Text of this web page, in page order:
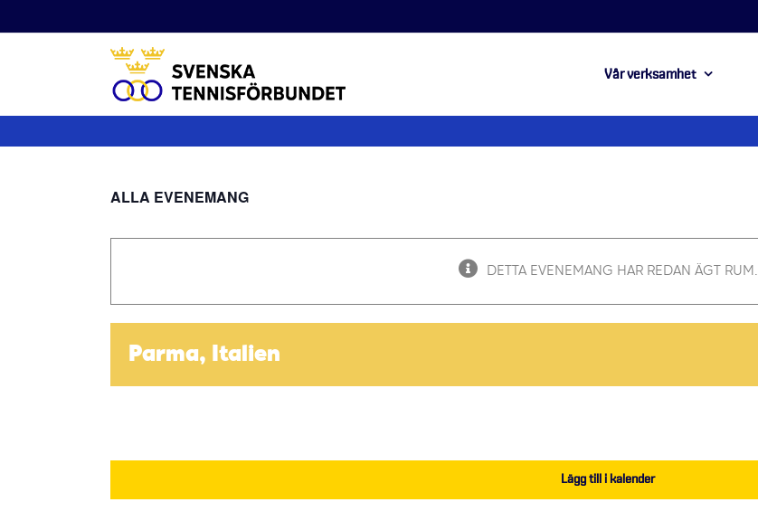
till
Vår verksamhet
ALLA EVENEMANG
DETTA EVENEMANG HAR REDAN ÄGT RUM.
Parma, Italien
Lägg till i kalender